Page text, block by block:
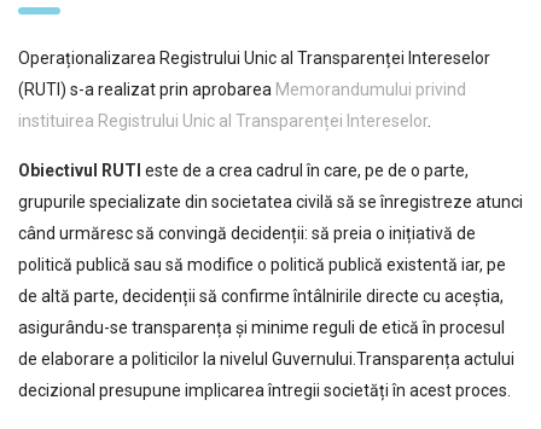
Operaționalizarea Registrului Unic al Transparenței Intereselor
(RUTI) s-a realizat prin aprobarea Memorandumului privind
instituirea Registrului Unic al Transparenței Intereselor.
Obiectivul RUTI este de a crea cadrul în care, pe de o parte,
grupurile specializate din societatea civilă să se înregistreze atunci
când urmăresc să convingă decidenții: să preia o inițiativă de
politică publică sau să modifice o politică publică existentă iar, pe
de altă parte, decidenții să confirme întâlnirile directe cu aceștia,
asigurându-se transparența și minime reguli de etică în procesul
de elaborare a politicilor la nivelul Guvernului.Transparența actului
decizional presupune implicarea întregii societăți în acest proces.